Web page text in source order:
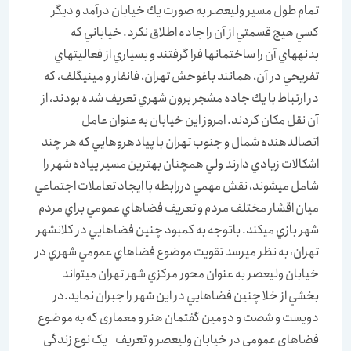
تمام طول مسير وليعصر به صورت يك خيابان درآمد و ديگر
كسي هيچ قسمتي از آن را جاده اطلاق نكرد. خياباني كه
بدنه‏هاي آن را ساختمان‏ها فرا گرفتند و بسياري از فعاليتهاي
تفريحي در آن، همانند باغ‏وحش تهران، فانفار و ميني‏گلف، كه
در ارتباط با يك جاده مشجر برون شهري تعريف شده بودند، از
آن نقل مكان كردند. امروز اين خيابان به عنوان عامل
اتصال‏دهنده شمال و جنوب تهران با پياده‏روهايي كه هر چند
اشكالات زيادي دارند ولي همچنان بهترين مسير پياده شهر را
شامل مي‏شوند، نقش مهمي دررابطه با ايجاد تعاملات اجتماعي
ميان اقشار مختلف مردم و تعريف فضاهاي عمومي براي مردم
شهر بازي مي‏كند. باتوجه به كمبود چنين فضاهايي در كلانشهر
تهران، به نظر مي‏رسد تقويت موضوع فضاهاي عمومي شهري در
خيابان وليعصر به عنوان محور مركزي شهر تهران مي‏تواند
بخشي از خلا چنين فضاهايي در اين شهر را جبران نمايد.در
دویست و شصت و دومین گفتمان هنر و معماری که به موضوع
فضاهای عمومی در خیابان ولیعصر و تعریف یک نوع زندگی